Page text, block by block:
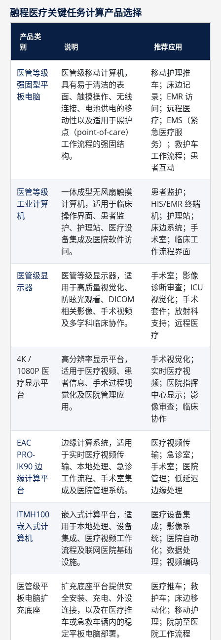
融程医疗关键任务计算产品选择
产品类
别
说明 推荐应用
医管等级
强固型平
板电脑
医管级移动计算机，
具有易于清洁的表
面、触摸操作、无线
连接、电池供电的移
动性以及适用于照护
点（point-of-care）
工作流程的强固结
构。
移动护理推
车；床边记
录；EMR 访
问；远程医
疗；EMS（紧
急医疗服
务）；救护车
工作流程；患
者互动
医管等级
工业计算
机
一体成型无风扇触摸
计算机，适用于临床
操作界面、患者监
护、护理站、医疗设
备集成及医院软件访
问。
患者监护；
HIS/EMR 终端
机；护理站；
床边系统；手
术室；临床工
作流程界面
医管级显
示器
医管等级显示器，适
用于高质量视觉化、
防眩光观看、DICOM
相关影像、手术视频
及多学科临床协作。
手术室；影像
诊断审查；ICU
视觉化；手术
套件；放射科
支持；远程医
疗
4K /
1080P 医
疗显示平
台
高分辨率显示平台，
适用于医疗视频、患
者信息、手术过程视
觉化及医院管理应
用。
手术视觉化；
实时医疗视
频；医院指挥
中心显示；影
像审查；临床
协作
EAC
PRO-
IK90 边
缘计算平
台
边缘计算系统，适用
于实时医疗视频传
输、本地处理、急诊
工作流程、手术室集
成及医院管理系统。
医疗视频传
输；急诊室；
手术室；医院
管理；低延迟
边缘处理
ITMH100
嵌入式计
算机
嵌入式计算平台，适
用于本地处理、设备
集成、医疗视频工作
流程及联网医院基础
设施。
医疗设备集
成；影像系
统；医院自动
化；数据处
理；视频编码
医管级平
板电脑扩
充底座
扩充底座平台提供安
全安装、充电、外设
连接，以及在医疗推
车或急救车辆内的稳
定平板电脑部署。
医疗推车；救
护车；床边移
动化；移动护
理；院前至医
院工作流程